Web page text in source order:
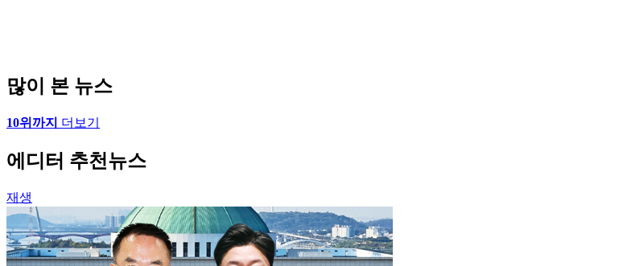
많이 본 뉴스
10위까지 더보기
에디터 추천뉴스
재생